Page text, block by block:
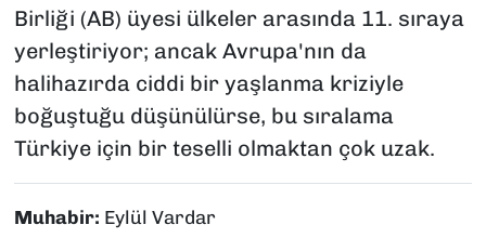
Birliği (AB) üyesi ülkeler arasında 11. sıraya
yerleştiriyor; ancak Avrupa'nın da
halihazırda ciddi bir yaşlanma kriziyle
boğuştuğu düşünülürse, bu sıralama
Türkiye için bir teselli olmaktan çok uzak.
Muhabir: Eylül Vardar